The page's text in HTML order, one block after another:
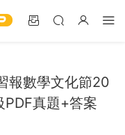
報數學文化節20
真題+答案